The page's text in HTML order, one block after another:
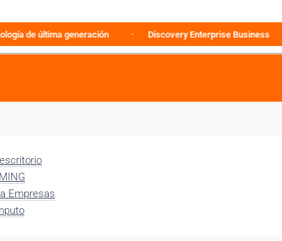
última generación Discovery Enterprise Business
Empresas